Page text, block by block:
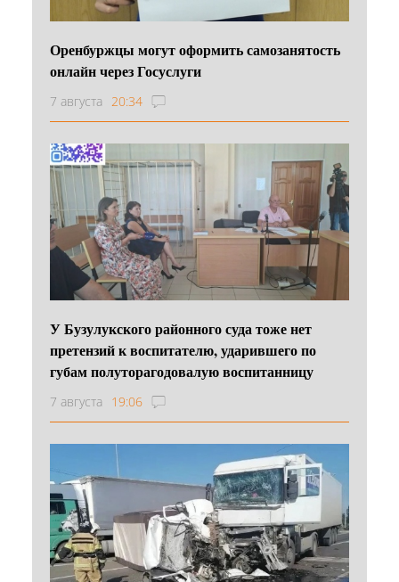
Оренбуржцы могут оформить самозанятость
онлайн через Госуслуги
7 августа 20:34
У Бузулукского районного суда тоже нет
претензий к воспитателю, ударившего по
губам полуторагодовалую воспитанницу
7 августа 19:06